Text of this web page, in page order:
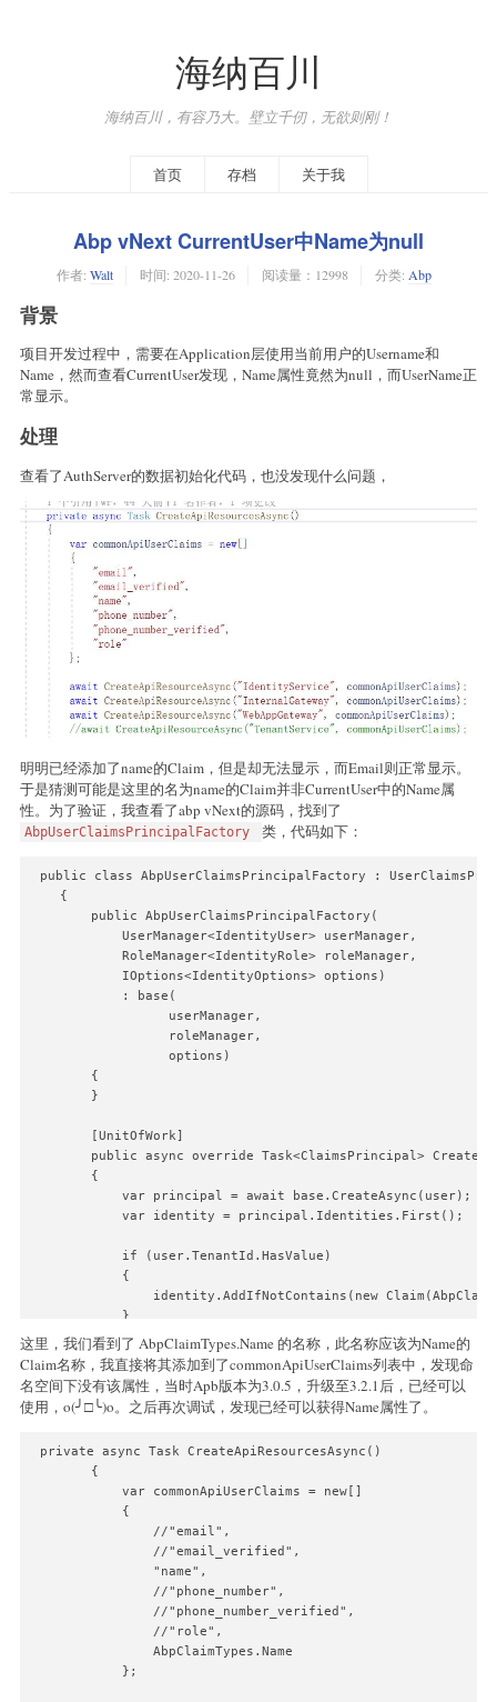
海纳百川
海纳百川，有容乃大。壁立千仞，无欲则刚！
首页 存档 关于我
Abp vNext CurrentUser中Name为null
作者: Walt 时间: 2020-11-26 阅读量：12998 分类: Abp
背景
项目开发过程中，需要在Application层使用当前用户的Username和
Name，然而查看CurrentUser发现，Name属性竟然为null，而UserName正
常显示。
处理
查看了AuthServer的数据初始化代码，也没发现什么问题，
明明已经添加了name的Claim，但是却无法显示，而Email则正常显示。
于是猜测可能是这里的名为name的Claim并非CurrentUser中的Name属
性。为了验证，我查看了abp vNext的源码，找到了
AbpUserClaimsPrincipalFactory 类，代码如下：
public class AbpUserClaimsPrincipalFactory :
    {
        public AbpUserClaimsPrincipalFactory(
            UserManager<IdentityUser> userManager,
            RoleManager<IdentityRole> roleManager,
            IOptions<IdentityOptions> options)
            : base(
                  userManager,
                  roleManager,
                  options)
        {
        }
        [UnitOfWork]
public async override Task<ClaimsPrincipal>
        {
            var principal = await base.CreateAsync(user);
            var identity = principal.Identities.First();
            if (user.TenantId.HasValue)
            {
identity.AddIfNotContains(new
            }
            if (!user.Name.IsNullOrWhiteSpace())
            {
identity.AddIfNotContains(new
            }
            if (!user.Surname.IsNullOrWhiteSpace())
            {
identity.AddIfNotContains(new
            }
            if (!user.PhoneNumber.IsNullOrWhiteSpace())
identity.AddIfNotContains(new
identity.AddIfNotContains(new
这里，我们看到了 AbpClaimTypes.Name 的名称，此名称应该为Name的
Claim名称，我直接将其添加到了commonApiUserClaims列表中，发现命
名空间下没有该属性，当时Apb版本为3.0.5，升级至3.2.1后，已经可以
使用，o(╯□╰)o。之后再次调试，发现已经可以获得Name属性了。
private async Task CreateApiResourcesAsync()
        {
            var commonApiUserClaims = new[]
            {
                //"email",
                //"email_verified",
                "name",
                //"phone_number",
                //"phone_number_verified",
                //"role",
                AbpClaimTypes.Name
            };